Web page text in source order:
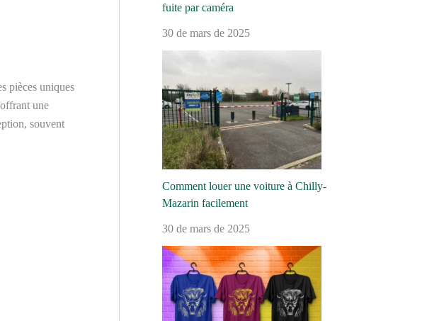
pièces uniques
une
souvent
fuite par caméra
30 de mars de 2025
Comment louer une voiture à Chilly-
Mazarin facilement
30 de mars de 2025